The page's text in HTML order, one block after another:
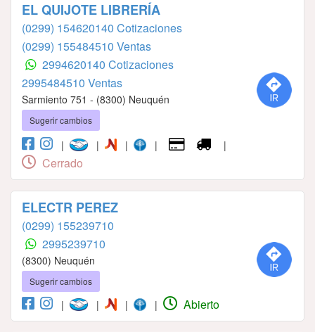
EL QUIJOTE LIBRERÍA
(0299) 154620140 Cotizaciones
(0299) 155484510 Ventas
2994620140 Cotizaciones
2995484510 Ventas
Sarmiento 751 - (8300) Neuquén
Sugerir cambios
| | | | |
Cerrado
ELECTR PEREZ
(0299) 155239710
2995239710
(8300) Neuquén
Sugerir cambios
| | | | Abierto